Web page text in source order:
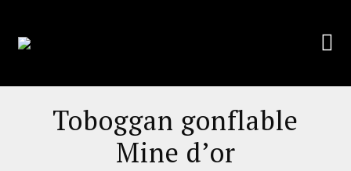
Toboggan gonflable
Mine d’or